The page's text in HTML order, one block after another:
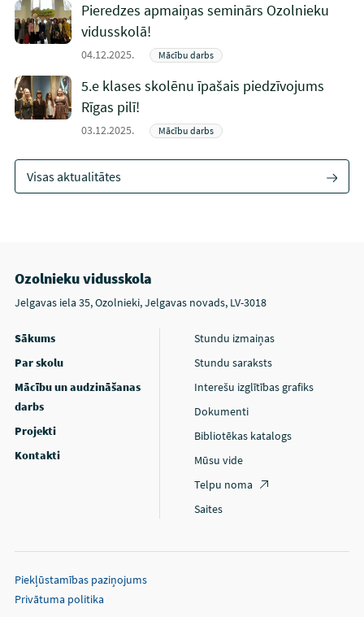
Pieredzes apmaiņas seminārs Ozolnieku
vidusskolā!
04.12.2025. Mācību darbs
5.e klases skolēnu īpašais piedzīvojums
Rīgas pilī!
03.12.2025. Mācību darbs
Visas aktualitātes
Ozolnieku vidusskola
Jelgavas iela 35, Ozolnieki, Jelgavas novads, LV-3018
Sākums
Par skolu
Mācību un audzināšanas
darbs
Projekti
Kontakti
Stundu izmaiņas
Stundu saraksts
Interešu izglītības grafiks
Dokumenti
Bibliotēkas katalogs
Mūsu vide
Telpu noma
Saites
Piekļūstamības paziņojums
Privātuma politika